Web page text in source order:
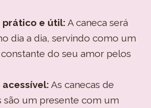
prático e útil: A caneca será
dia a dia, servindo como um
do seu amor pelos
As canecas de
são um presente com um